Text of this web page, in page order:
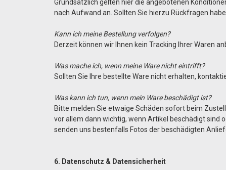
Grundsätzlich gelten hier die angebotenen
nach Aufwand an. Sollten Sie hierzu Rückfragen
Kann ich meine Bestellung verfolgen?
Derzeit können wir Ihnen kein Tracking Ihrer Waren
Was mache ich, wenn meine Ware nicht eintrifft?
Sollten Sie Ihre bestellte Ware nicht erhalten,
Was kann ich tun, wenn mein Ware beschädigt ist?
Bitte melden Sie etwaige Schäden sofort beim
vor allem dann wichtig, wenn Artikel beschädigt sind
senden uns bestenfalls Fotos der beschädigten
6. Datenschutz & Datensicherheit